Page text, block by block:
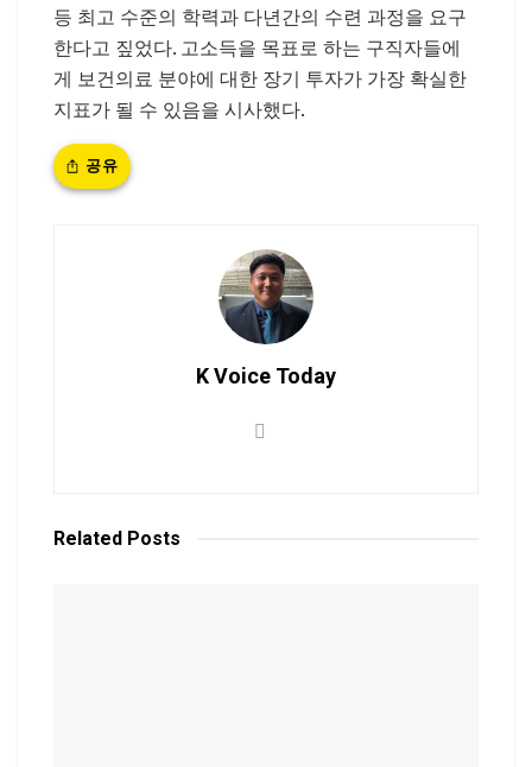
등 최고 수준의 학력과 다년간의 수련 과정을 요구
한다고 짚었다. 고소득을 목표로 하는 구직자들에
게 보건의료 분야에 대한 장기 투자가 가장 확실한
지표가 될 수 있음을 시사했다.
공유
K Voice Today
Related Posts